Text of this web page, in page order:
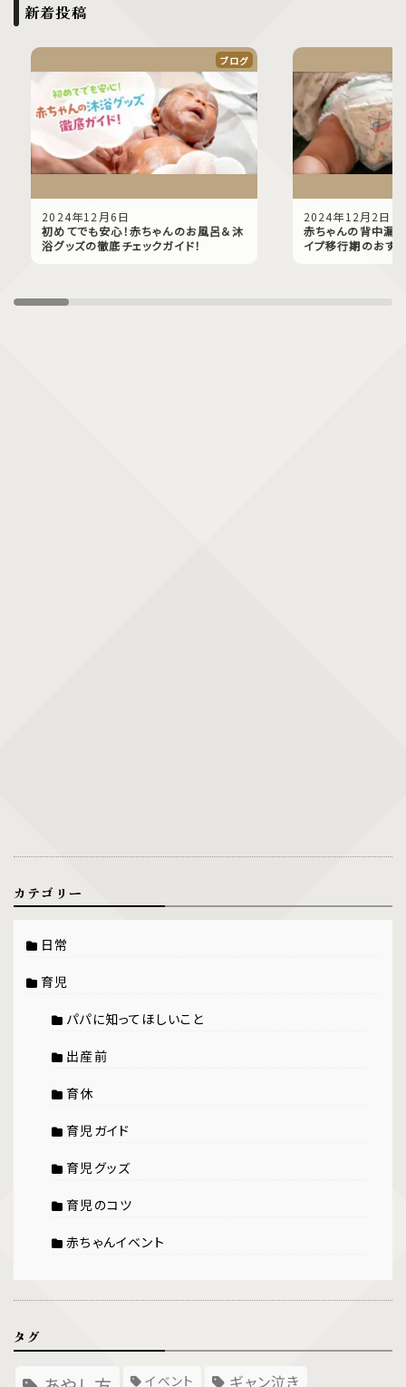
カテゴリー
日常
育児
パパに知ってほしいこと
出産前
育休
育児ガイド
育児グッズ
育児のコツ
赤ちゃんイベント
タグ
イベント ギャン泣き
新着投稿
ブログ
2024年12月6日
初めてでも安心！赤ちゃんのお風呂＆沐
浴グッズの徹底チェックガイド！
2024年12月2日
赤ちゃんの背中漏
イプ移行期のおす